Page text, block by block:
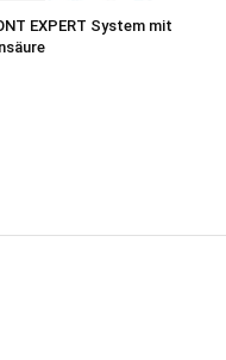
EXPERT System mit